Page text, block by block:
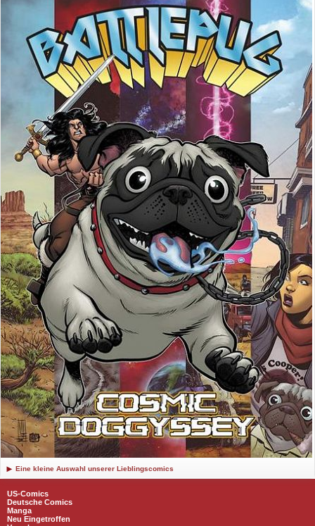
Eine kleine Auswahl unserer Lieblingscomics
US-Comics
Deutsche Comics
Manga
Neu Eingetroffen